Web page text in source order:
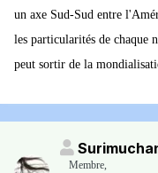
un axe Sud-Sud entre
les particularités de chaque
peut sortir de la
Membre,